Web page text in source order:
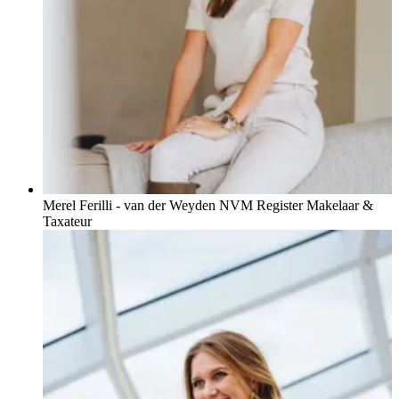
Merel Ferilli - van der Weyden NVM Register Makelaar &
Taxateur